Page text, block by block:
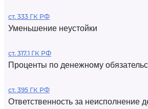
ст. 333 ГК РФ
Уменьшение неустойки
ст. 317.1 ГК РФ
Проценты по денежному
ст. 395 ГК РФ
Ответственность за неисполнение